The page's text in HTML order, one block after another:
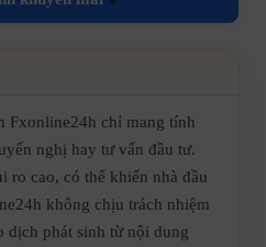
Fxonline24h chỉ mang tính
nghị hay tư vấn đầu tư.
ro cao, có thể khiến nhà đầu
không chịu trách nhiệm
phát sinh từ nội dung